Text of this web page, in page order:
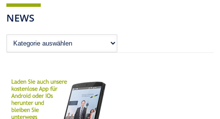
NEWS
News